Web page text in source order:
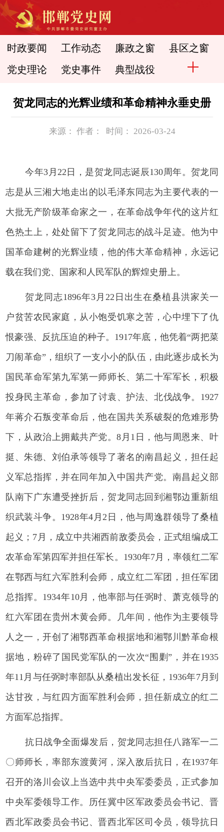
时政要闻 工作动态 廉政之窗 县区之窗
党史理论 党史事件 典型战役
贺龙同志的光辉业绩和革命精神永垂史册
来源： 作者： 时间： 2026-03-24
今年3月22日，是贺龙同志诞辰130周年。贺龙同
志是从三湘大地走出的以毛泽东同志为主要代表的一
大批无产阶级革命家之一，在革命战争年代的这片红
色热土上，处处留下了贺龙同志的战斗足迹。他为中
国革命建树的光辉业绩，他的伟大革命精神，永远记
载在我们党、国家和人民军队的辉煌史册上。
贺龙同志1896年3月22日出生在桑植县洪家关一
户贫苦农民家庭，从小饱受饥寒之苦，心中埋下了仇
恨豪强、反抗压迫的种子。1917年底，他凭着“两把菜
刀闹革命”，组织了一支小小的队伍，由此逐步成长为
国民革命军第九军第一师师长、第二十军军长，积极
投身民主革命，参加了讨袁、护法、北伐战争。1927
年蒋介石叛变革命后，他在国共关系破裂的危难形势
下，从政治上拥戴共产党。8月1日，他与周恩来、叶
挺、朱德、刘伯承等领导了著名的南昌起义，担任起
义军总指挥，并在同年加入中国共产党。南昌起义部
队南下广东遭受挫折后，贺龙同志回到湘鄂边重新组
织武装斗争。1928年4月2日，他与周逸群领导了桑植
起义；7月，成立中共湘西前敌委员会，正式组编成工
农革命军第四军并担任军长。1930年7月，率领红二军
在鄂西与红六军胜利会师，成立红二军团，担任军团
总指挥。1934年10月，他率部与任弼时、萧克领导的
红六军团在贵州木黄会师。几年间，他作为主要领导
人之一，开创了湘鄂西革命根据地和湘鄂川黔革命根
据地，粉碎了国民党军队的一次次“围剿”，并在1935
年11月与任弼时率部队从桑植出发长征，1936年7月到
达甘孜，与红四方面军胜利会师，担任新成立的红二
方面军总指挥。
抗日战争全面爆发后，贺龙同志担任八路军一二
〇师师长，率部东渡黄河，深入敌后抗日，在1937年
召开的洛川会议上当选中共中央军委委员，正式参加
中央军委领导工作。历任冀中区军政委员会书记、晋
西北军政委员会书记、晋西北军区司令员，领导抗日